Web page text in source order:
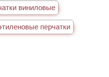
виниловые
перчатки